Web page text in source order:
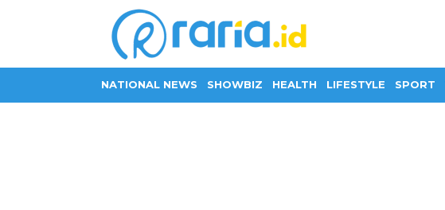
NATIONAL NEWS SHOWBIZ HEALTH LIFESTYLE SPORT